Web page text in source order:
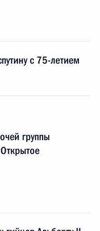
с 75-летием
группы